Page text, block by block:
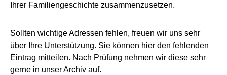
Ihrer Familiengeschichte zusammenzusetzen.
Sollten wichtige Adressen fehlen, freuen wir uns sehr
über Ihre Unterstützung. Sie können hier den fehlenden
Eintrag mitteilen. Nach Prüfung nehmen wir diese sehr
gerne in unser Archiv auf.